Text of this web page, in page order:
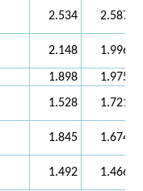
2.534 2.587
2.148 1.996
1.898
1.975
1.528 1.721
1.845 1.674
1.492 1.466